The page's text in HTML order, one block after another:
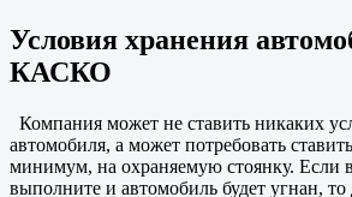
Условия хранения
КАСКО
Компания может не ставить никаких
автомобиля, а может потребовать
минимум, на охраняемую стоянку. Если
выполните и автомобиль будет угнан, то